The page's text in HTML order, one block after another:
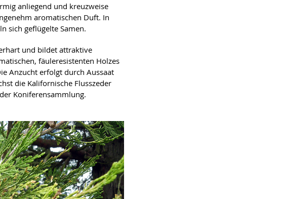
anliegend und kreuzweise
aromatischen Duft. In
sich geflügelte Samen.
und bildet attraktive
fäuleresistenten Holzes
Anzucht erfolgt durch Aussaat
die Kalifornische Flusszeder
Koniferensammlung.